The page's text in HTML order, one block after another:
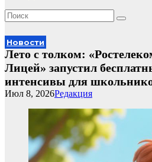
Новости
Лето с толком:
Лицей» запустил
интенсивы для
Редакция
Июл 8, 2026